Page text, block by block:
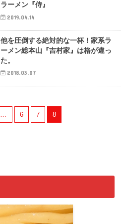
ラーメン『侍』
2019.04.14
他を圧倒する絶対的な一杯！家系ラ
ーメン総本山『吉村家』は格が違っ
た。
2018.03.07
6 7 8